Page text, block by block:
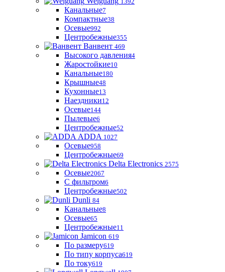
Канальные7
Компактные38
Осевые992
Центробежные355
Ванвент 469
Высокого давления4
Жаростойкие10
Канальные180
Крышные48
Кухонные13
Наездники12
Осевые144
Пылевые6
Центробежные52
ADDA 1027
Осевые958
Центробежные69
Delta Electronics 2575
Осевые2067
С фильтром6
Центробежные502
Dunli 84
Канальные8
Осевые65
Центробежные11
Jamicon 619
По размеру619
По типу корпуса619
По току619